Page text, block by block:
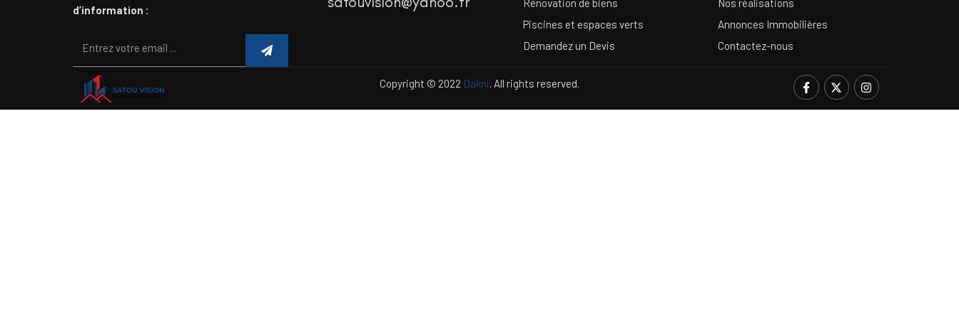
d’information :
Rénovation de biens
Piscines et espaces verts
Demandez un Devis
Nos réalisations
Annonces Immobilières
Contactez-nous
Copyright © 2022 Dakni. All rights reserved.